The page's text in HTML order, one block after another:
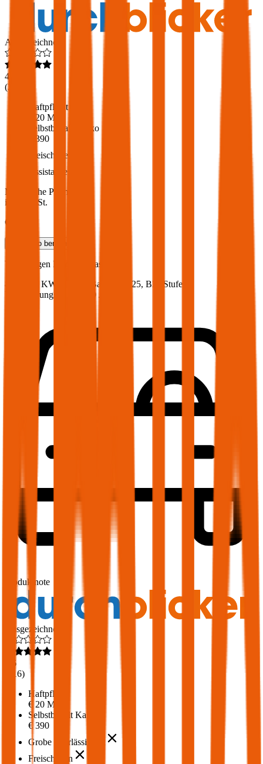
Ausgezeichnet
4,6
(216
Haftpflicht
€ 20 Mio.
Selbstbehalt Kasko
€ 390
Freischaden
Assistance
Monatliche Prämie
inkl. mVSt.
€ 55,85
Teilkasko berechnen
Volkswagen Polo, Vollkasko
80 PS/59 KW, benzin, Baujahr 2025, BM-Stufe
Versicherungsnehmer 30 Jahre
Produktnote
Ausgezeichnet
4,6
216)
Haftpflicht
€ 20 Mio.
Selbstbehalt Kasko
€ 390
Grobe Fahrlässigkeit
Freischaden